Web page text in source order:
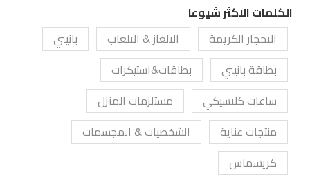
الكلمات الاكثر شيوعا
الاحجار الكريمة
الالغاز & الالعاب
بانيني
بطاقة بانيني
بطاقات&استيكرات
ساعات كلاسيكي
مستلزمات المنزل
منتجات عناية
الشخصيات & المجسمات
كريسماس